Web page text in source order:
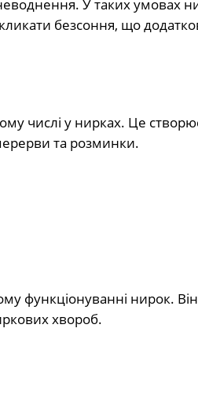
У таких умовах
безсоння, що
числі у нирках. Це
та розминки.
функціонуванні нирок. Він
хвороб.